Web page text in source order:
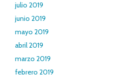
julio 2019
junio 2019
mayo 2019
abril 2019
marzo 2019
febrero 2019